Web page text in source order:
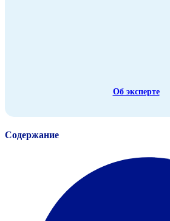
Об эксперте
Содержание